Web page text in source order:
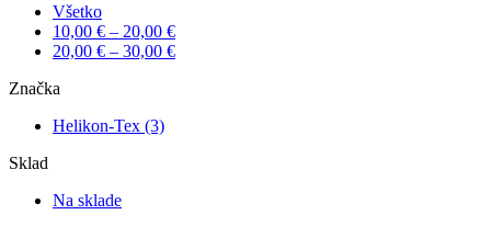
Všetko
10,00 € – 20,00 €
20,00 € – 30,00 €
Značka
Helikon-Tex (3)
Sklad
Na sklade